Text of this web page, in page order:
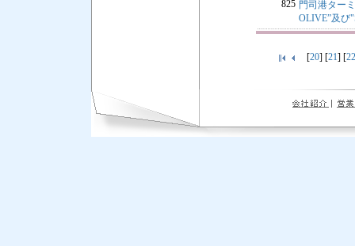
825 門司港ター
OLIVE”及び
[20] [21] [22